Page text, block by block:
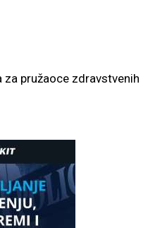
pružaoce zdravstvenih